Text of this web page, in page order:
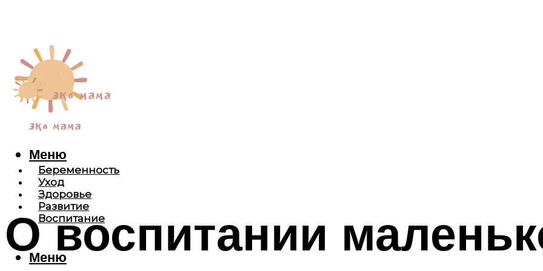
Беременность
Уход
Здоровье
Развитие
Воспитание
Меню
Меню
О воспитании